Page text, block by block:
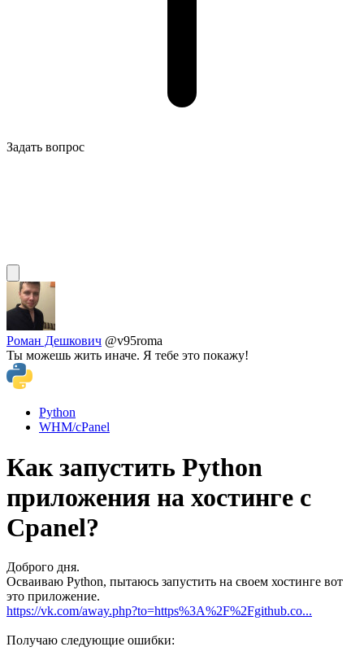
Задать вопрос
Роман Дешкович @v95roma
Ты можешь жить иначе. Я тебе это покажу!
Python
WHM/cPanel
Как запустить Python
приложения на хостинге с
Cpanel?
Доброго дня.
Осваиваю Python, пытаюсь запустить на своем хостинге вот
это приложение.
https://vk.com/away.php?to=https%3A%2F%2Fgithub.co...
Получаю следующие ошибки: